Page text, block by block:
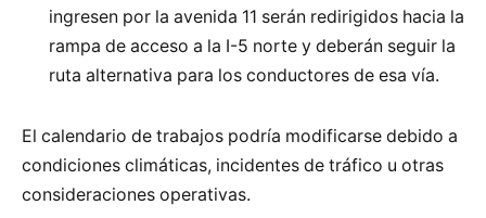
ingresen por la avenida 11 serán redirigidos hacia la
rampa de acceso a la I-5 norte y deberán seguir la
ruta alternativa para los conductores de esa vía.
El calendario de trabajos podría modificarse debido a
condiciones climáticas, incidentes de tráfico u otras
consideraciones operativas.